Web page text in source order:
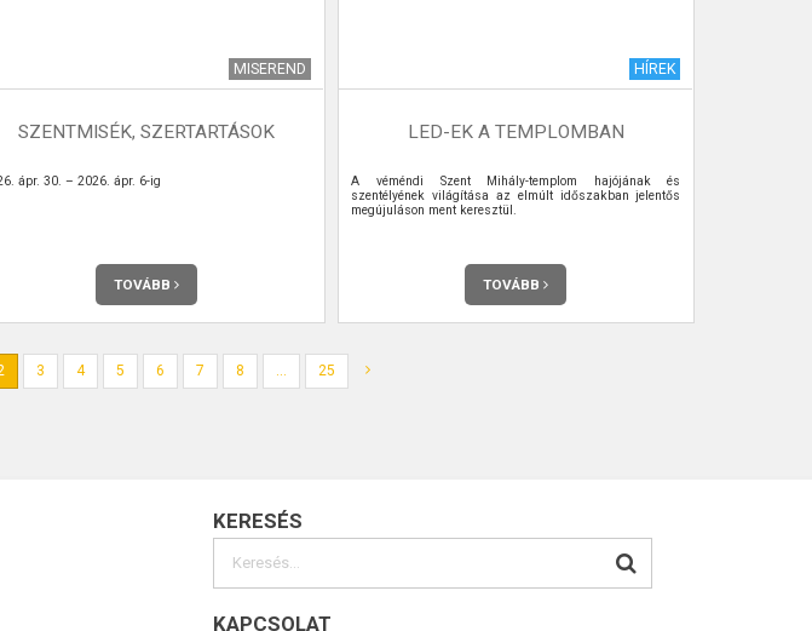
MISEREND
SZENTMISÉK, SZERTARTÁSOK
ápr. 30. – 2026. ápr. 6-ig
TOVÁBB
HÍREK
LED-EK A TEMPLOMBAN
A véméndi Szent Mihály-templom hajójának és
szentélyének világítása az elmúlt időszakban jelentős
megújuláson ment keresztül.
TOVÁBB
3 4 5 6 7 8 ... 25
KERESÉS
KAPCSOLAT